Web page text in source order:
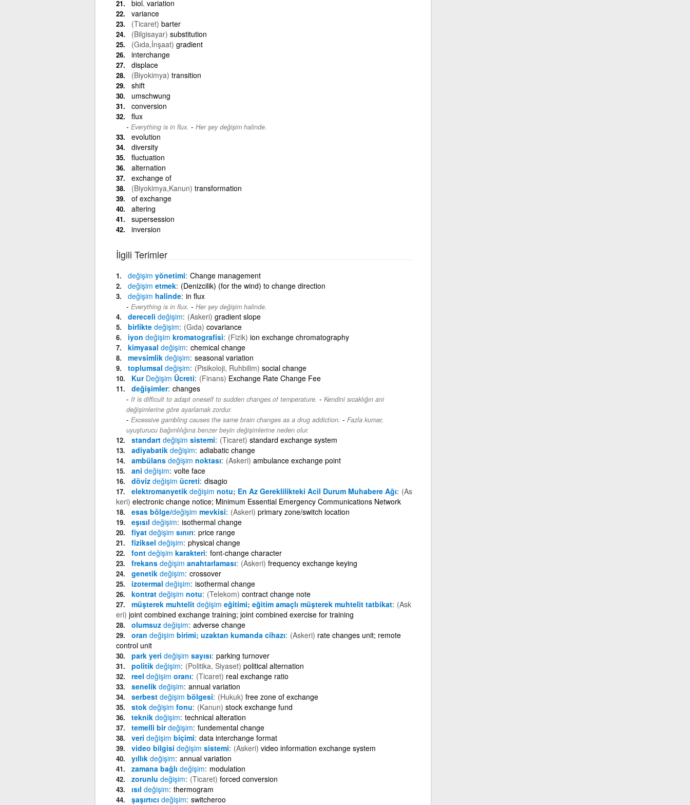
biol. variation
variance
(Ticaret) barter
(Bilgisayar) substitution
(Gıda,İnşaat) gradient
interchange
displace
(Biyokimya) transition
shift
umschwung
conversion
flux
Everything is in flux. - Her şey değişim halinde.
evolution
diversity
fluctuation
alternation
exchange of
(Biyokimya,Kanun) transformation
of exchange
altering
supersession
inversion
İlgili Terimler
değişim yönetimi Change management
değişim etmek (Denizcilik) (for the wind) to change direction
değişim halinde in flux
Everything is in flux. - Her şey değişim halinde.
dereceli değişim (Askeri) gradient slope
birlikte değişim (Gıda) covariance
iyon değişim kromatografisi (Fizik) ion exchange chromatography
kimyasal değişim chemical change
mevsimlik değişim seasonal variation
toplumsal değişim (Pisikoloji, Ruhbilim) social change
Kur Değişim Ücreti (Finans) Exchange Rate Change Fee
değişimler changes
It is difficult to adapt oneself to sudden changes of temperature. - Kendini sıcaklığın ani
değişimlerine göre ayarlamak zordur.
Excessive gambling causes the same brain changes as a drug addiction. - Fazla kumar,
uyuşturucu bağımlılığına benzer beyin değişimlerine neden olur.
standart değişim sistemi (Ticaret) standard exchange system
adiyabatik değişim adiabatic change
ambülans değişim noktası (Askeri) ambulance exchange point
ani değişim volte face
döviz değişim ücreti disagio
elektromanyetik değişim notu; En Az Gereklilikteki Acil Durum Muhabere Ağı (As
keri) electronic change notice; Minimum Essential Emergency Communications Network
esas bölge/değişim mevkisi (Askeri) primary zone/switch location
eşısıl değişim isothermal change
fiyat değişim sınırı price range
fiziksel değişim physical change
font değişim karakteri font-change character
frekans değişim anahtarlaması (Askeri) frequency exchange keying
genetik değişim crossover
izotermal değişim isothermal change
kontrat değişim notu (Telekom) contract change note
müşterek muhtelit değişim eğitimi; eğitim amaçlı müşterek muhtelit tatbikat (Ask
eri) joint combined exchange training; joint combined exercise for training
olumsuz değişim adverse change
oran değişim birimi; uzaktan kumanda cihazı (Askeri) rate changes unit; remote
control unit
park yeri değişim sayısı parking turnover
politik değişim (Politika, Siyaset) political alternation
reel değişim oranı (Ticaret) real exchange ratio
senelik değişim annual variation
serbest değişim bölgesi (Hukuk) free zone of exchange
stok değişim fonu (Kanun) stock exchange fund
teknik değişim technical alteration
temelli birdeğişim fundemental change
veri değişim biçimi data interchange format
video bilgisi değişim sistemi (Askeri) video information exchange system
yıllık değişim annual variation
zamana bağlı değişim modulation
zorunlu değişim (Ticaret) forced conversion
ısıl değişim thermogram
şaşırtıcı değişim switcheroo